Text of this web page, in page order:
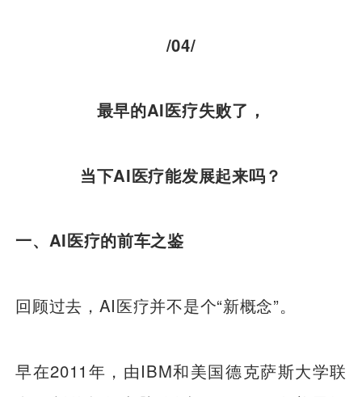
/04/
最早的AI医疗失败了，
当下AI医疗能发展起来吗？
一、AI医疗的前车之鉴
回顾过去，AI医疗并不是个“新概念”。
早在2011年，由IBM和美国德克萨斯大学联